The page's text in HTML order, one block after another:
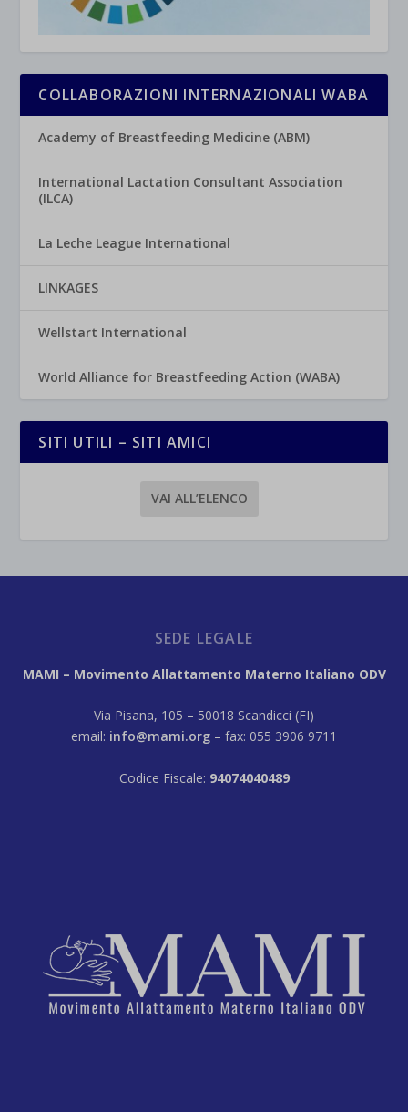
COLLABORAZIONI INTERNAZIONALI WABA
Academy of Breastfeeding Medicine (ABM)
International Lactation Consultant Association
(ILCA)
La Leche League International
LINKAGES
Wellstart International
World Alliance for Breastfeeding Action (WABA)
SITI UTILI – SITI AMICI
VAI ALL’ELENCO
SEDE LEGALE
MAMI – Movimento Allattamento Materno Italiano ODV
Via Pisana, 105 – 50018 Scandicci (FI)
email: info@mami.org – fax: 055 3906 9711
Codice Fiscale: 94074040489